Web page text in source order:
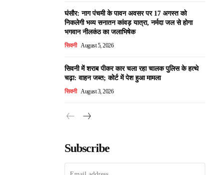
घंसौर: नाग पंचमी के पावन अवसर पर 17 अगस्त को
निकलेगी भव्य सनातन कांवड़ यात्रा, नर्मदा जल से होगा
भगवान नीलकंठ का जलाभिषेक
सिवनी August 5, 2026
सिवनी में शराब पीकर कार चला रहा चालक पुलिस के हत्थे
चढ़ा: वाहन जब्त; कोर्ट में पेश हुआ मामला
सिवनी August 3, 2026
Subscribe